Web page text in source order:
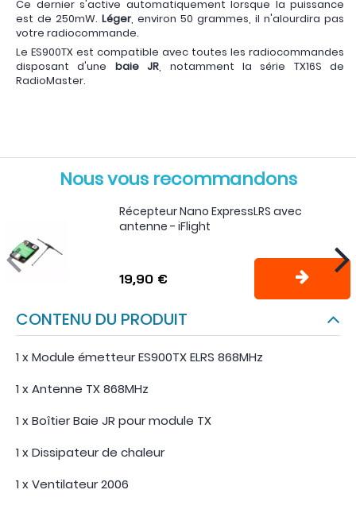
Ce dernier s'active automatiquement lorsque la puissance
est de 250mW. Léger, environ 50 grammes, il n'alourdira pas
votre radiocommande.
Le ES900TX est compatible avec toutes les radiocommandes
disposant d'une baie JR, notamment la série TX16S de
RadioMaster.
Nous vous recommandons
Récepteur Nano ExpressLRS avec
antenne - iFlight
19,90 €
CONTENU DU PRODUIT
1 x Module émetteur ES900TX ELRS 868MHz
1 x Antenne TX 868MHz
1 x Boîtier Baie JR pour module TX
1 x Dissipateur de chaleur
1 x Ventilateur 2006